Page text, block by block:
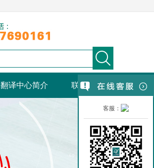
客服：
翻译中心简介 联系我们